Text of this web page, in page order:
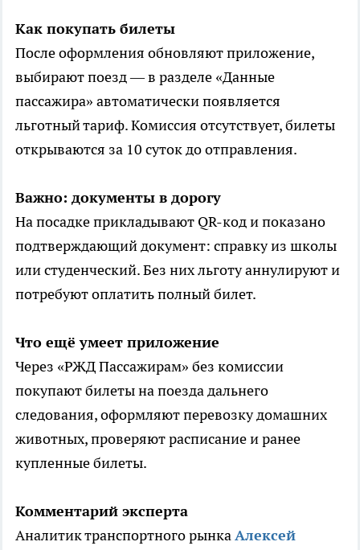
Как покупать билеты
После оформления обновляют приложение,
выбирают поезд — в разделе «Данные
пассажира» автоматически появляется
льготный тариф. Комиссия отсутствует, билеты
открываются за 10 суток до отправления.
Важно: документы в дорогу
На посадке прикладывают QR-код и показано
подтверждающий документ: справку из школы
или студенческий. Без них льготу аннулируют и
потребуют оплатить полный билет.
Что ещё умеет приложение
Через «РЖД Пассажирам» без комиссии
покупают билеты на поезда дальнего
следования, оформляют перевозку домашних
животных, проверяют расписание и ранее
купленные билеты.
Комментарий эксперта
Аналитик транспортного рынкаАлексей